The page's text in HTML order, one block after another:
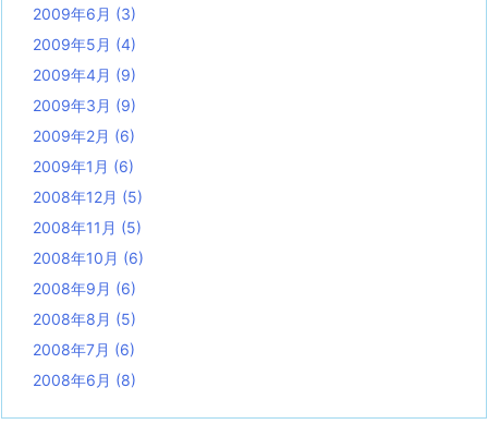
2009年6月 (3)
2009年5月 (4)
2009年4月 (9)
2009年3月 (9)
2009年2月 (6)
2009年1月 (6)
2008年12月 (5)
2008年11月 (5)
2008年10月 (6)
2008年9月 (6)
2008年8月 (5)
2008年7月 (6)
2008年6月 (8)